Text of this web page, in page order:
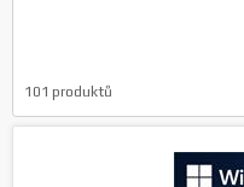
101 produktů